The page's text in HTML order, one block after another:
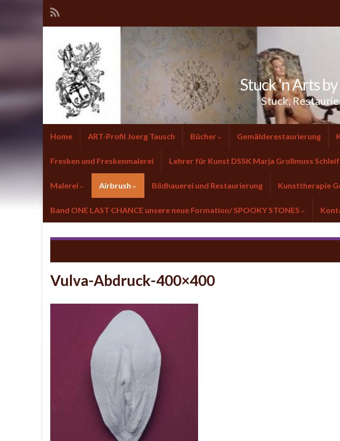
Stuck 'n Arts
Stuck,
Home ART-Profil Joerg Tausch Bücher Gemälderestaurierung
Fresken und Freskenmalerei Lehrer für Kunst DSSK Marja Grollmuss
Malerei Airbrush Bildhauerei und Restaurierung Kunsttherapie
Band ONE LAST CHANCE unsere neue Formation/ SPOOKY STONES
Vulva-Abdruck-400×400